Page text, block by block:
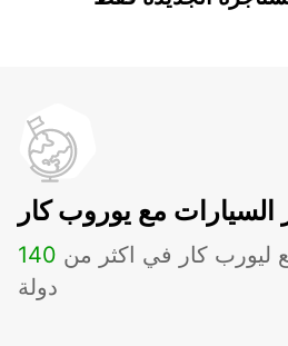
السيارات مع يوروب كار
ليورب كار في اكثر من 140
دولة